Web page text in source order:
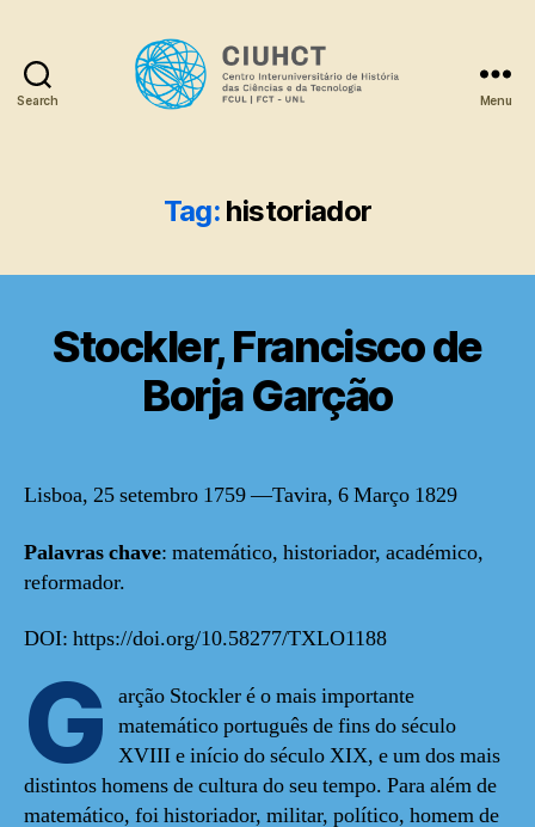
Search Menu
Tag: historiador
Stockler, Francisco de
Borja Garção
Lisboa, 25 setembro 1759 —Tavira, 6 Março 1829
Palavras chave: matemático, historiador, académico,
reformador.
DOI: https://doi.org/10.58277/TXLO1188
G arção Stockler é o mais importante
matemático português de fins do século
XVIII e início do século XIX, e um dos mais
distintos homens de cultura do seu tempo. Para além de
matemático, foi historiador, militar, político, homem de